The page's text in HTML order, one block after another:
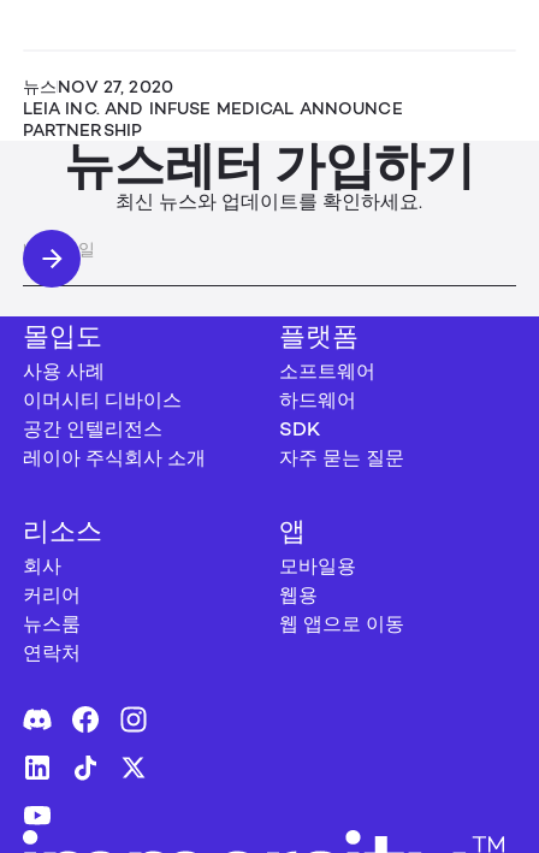
뉴스NOV 27, 2020
LEIA INC. AND INFUSE MEDICAL ANNOUNCE
PARTNERSHIP
뉴스레터 가입하기
최신 뉴스와 업데이트를 확인하세요.
몰입도
사용 사례
이머시티 디바이스
공간 인텔리전스
레이아 주식회사 소개
플랫폼
소프트웨어
하드웨어
SDK
자주 묻는 질문
리소스
회사
커리어
뉴스룸
연락처
앱
모바일용
웹용
웹 앱으로 이동